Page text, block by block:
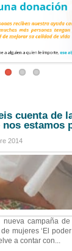
cuenta de
estamos
2014
campaña
mujeres ‘El
a contar con...